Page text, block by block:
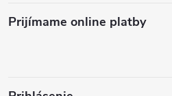
Prijímame online platby